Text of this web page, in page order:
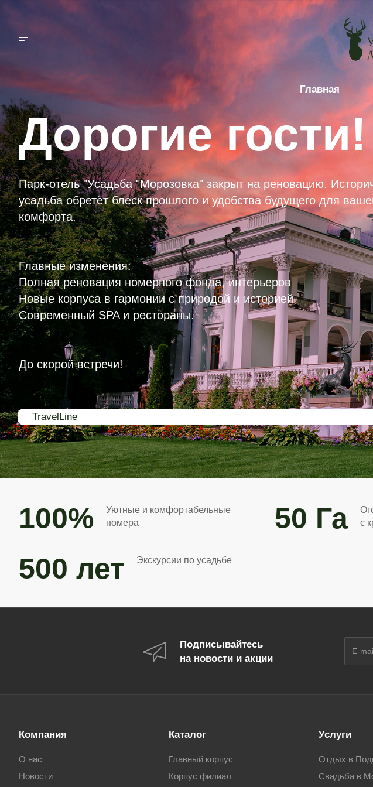
Главная
Дорогие гости!
Парк-отель "Усадьба "Морозовка" закрыт на реновацию.
усадьба обретёт блеск прошлого и удобства будущего для
комфорта.
Главные изменения:
Полная реновация номерного фонда, интерьеров
Новые корпуса в гармонии с природой и историей
Современный SPA и рестораны.
До скорой встречи!
TravelLine
100%
Уютные и комфортабельные
номера
50 Га
с
500 лет Экскурсии по усадьбе
Подписывайтесь
на новости и акции
Компания
О нас
Новости
Каталог
Главный корпус
Корпус филиал
Услуги
Отдых в
Свадьба в